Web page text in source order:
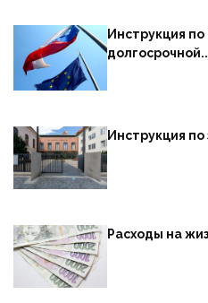
Инструкция
Инструкция по
Расходы на